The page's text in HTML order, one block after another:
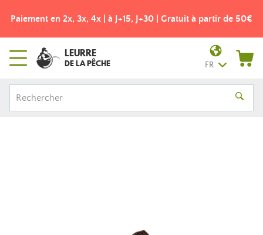
Paiement en 2x, 3x, 4x | à J+15, J+30 | Gratuit à partir de 50€
LEURRE
DE LA PÊCHE FR